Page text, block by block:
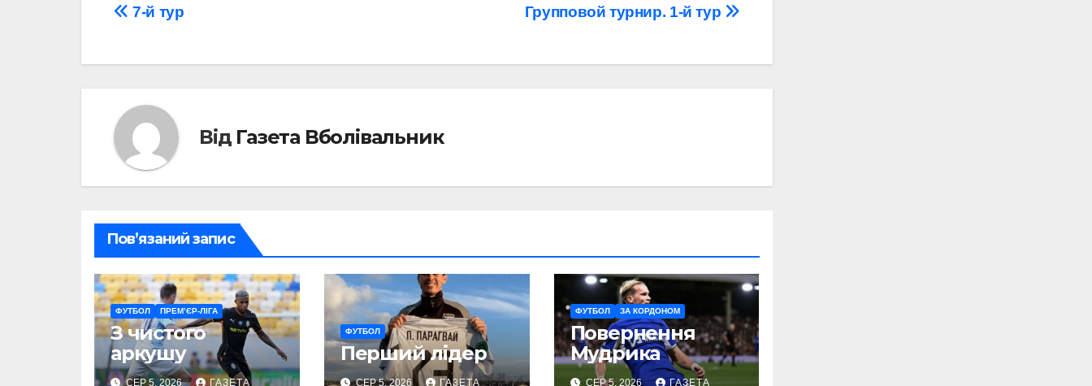
Навігація
Групповой турнир. 1-й тур
7-й тур
Від Газета Вболівальник
Пов’язаний запис
ФУТБОЛ ПРЕМ’ЄР-ЛІГА
З чистого
аркушу
СЕР 5, 2026 ГАЗЕТА
ФУТБОЛ
Перший лідер
СЕР 5, 2026 ГАЗЕТА
ФУТБОЛ ЗА КОРДОНОМ
Повернення
Мудрика
СЕР 5, 2026 ГАЗЕТА